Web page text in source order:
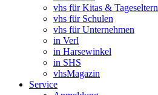
vhs für Kitas & Tageseltern
vhs für Schulen
vhs für Unternehmen
in Verl
in Harsewinkel
in SHS
vhsMagazin
Service